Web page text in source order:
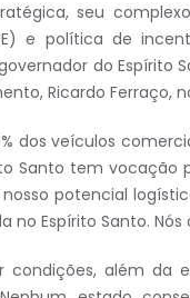
seu
e política de
do Espírito
Ricardo Ferraço,
dos veículos
Santo tem
potencial
no Espírito Santo.
condições, além da